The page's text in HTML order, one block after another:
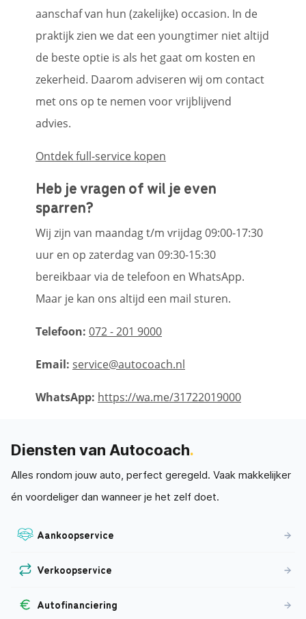
aanschaf van hun (zakelijke) occasion. In de
praktijk zien we dat een youngtimer niet altijd
de beste optie is als het gaat om kosten en
zekerheid. Daarom adviseren wij om contact
met ons op te nemen voor vrijblijvend
advies.
Ontdek full-service kopen
Heb je vragen of wil je even
sparren?
Wij zijn van maandag t/m vrijdag 09:00-17:30
uur en op zaterdag van 09:30-15:30
bereikbaar via de telefoon en WhatsApp.
Maar je kan ons altijd een mail sturen.
Telefoon: 072 - 201 9000
Email: service@autocoach.nl
WhatsApp: https://wa.me/31722019000
Diensten van Autocoach.
Alles rondom jouw auto, perfect geregeld. Vaak makkelijker
én voordeliger dan wanneer je het zelf doet.
Aankoopservice
Verkoopservice
Autofinanciering